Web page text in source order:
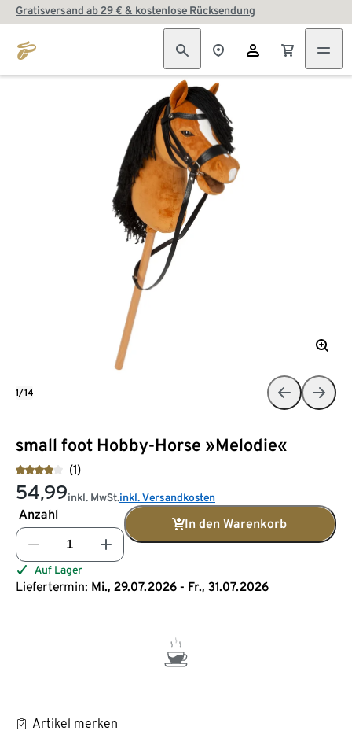
Gratisversand ab 29 € & kostenlose Rücksendung
small foot Hobby-Horse »Melodie«
(1)
54,99inkl. MwSt.inkl. Versandkosten
Anzahl
In den Warenkorb
Auf Lager
Liefertermin: Mi., 29.07.2026 - Fr., 31.07.2026
Artikel merken
1/14